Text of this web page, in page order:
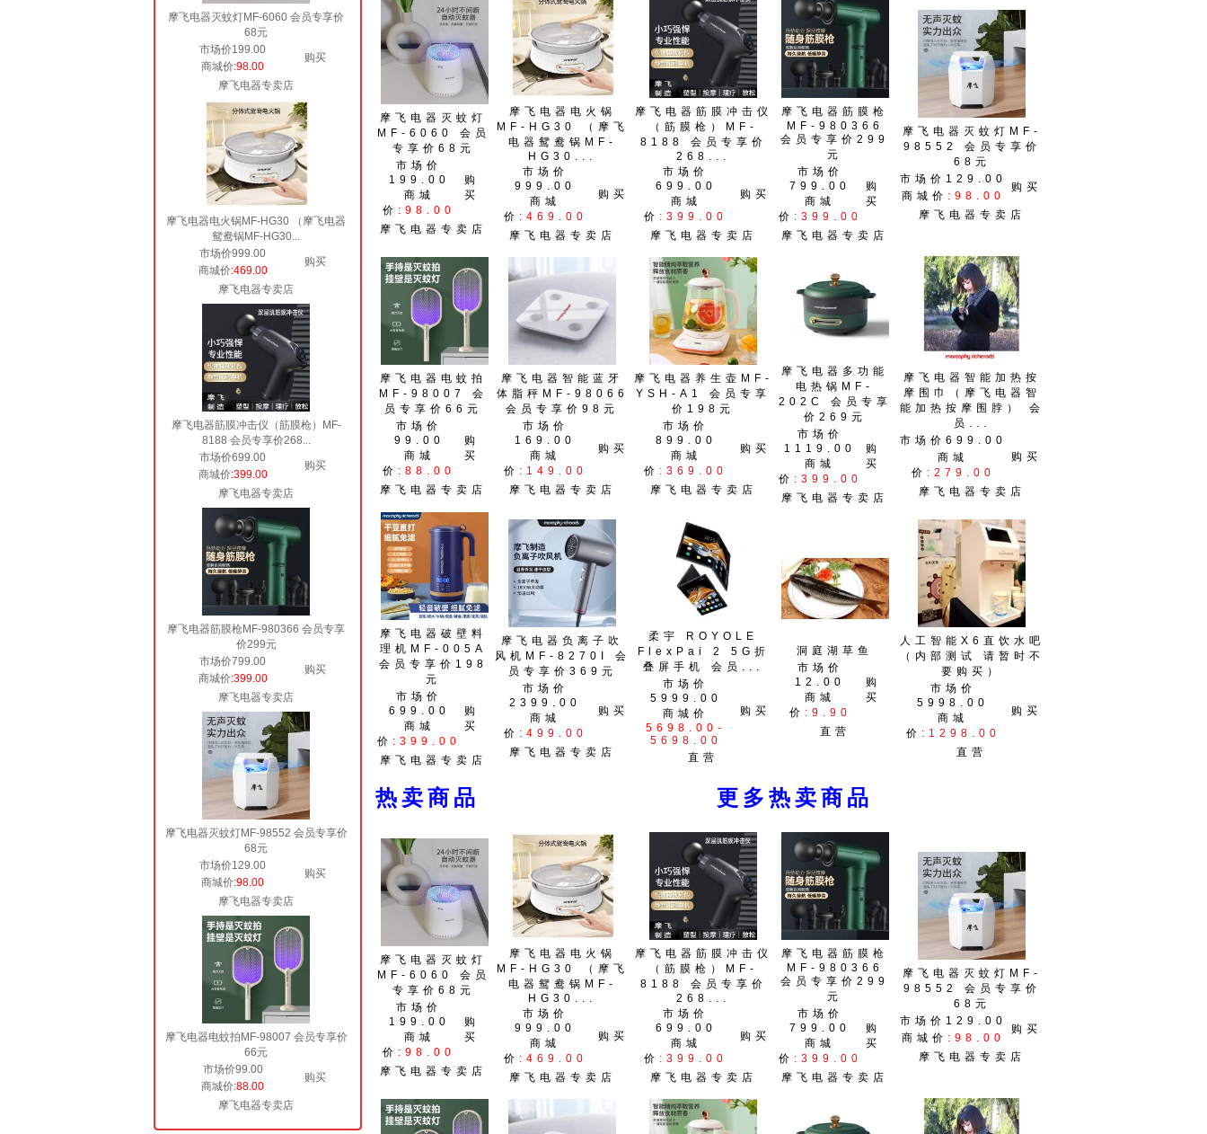
摩飞电器灭蚊灯MF-6060 会员专享价
68元
市场价199.00
购买
商城价:98.00
摩飞电器专卖店
摩飞电器电火锅MF-HG30 （摩飞电器
鸳鸯锅MF-HG30...
市场价999.00
购买
商城价:469.00
摩飞电器专卖店
摩飞电器筋膜冲击仪（筋膜枪）MF-
8188 会员专享价268...
市场价699.00
购买
商城价:399.00
摩飞电器专卖店
摩飞电器筋膜枪MF-980366 会员专享
价299元
市场价799.00
购买
商城价:399.00
摩飞电器专卖店
摩飞电器灭蚊灯MF-98552 会员专享价
68元
市场价129.00
购买
商城价:98.00
摩飞电器专卖店
摩飞电器电蚊拍MF-98007 会员专享价
66元
市场价99.00
购买
商城价:88.00
摩飞电器专卖店
摩飞电器灭蚊灯
MF-6060 会员
专享价68元
市场价
199.00
购
买
商城
价 :98.00
摩飞电器专卖店
摩飞电器电火锅
MF-HG30 （摩飞
电器鸳鸯锅MF-
HG30...
市场价
999.00
购买
商城
价 :469.00
摩飞电器专卖店
摩飞电器筋膜冲击仪
（筋膜枪）MF-
8188 会员专享价
268...
市场价
699.00
购买
商城
价 :399.00
摩飞电器专卖店
摩飞电器筋膜枪
MF-980366
会员专享价299
元
市场价
799.00
购
买
商城
价 :399.00
摩飞电器专卖店
摩飞电器灭蚊灯MF-
98552 会员专享价
68元
市场价129.00
购买
商城价 :98.00
摩飞电器专卖店
摩飞电器电蚊拍
MF-98007 会
员专享价66元
市场价
99.00
购
买
商城
价 :88.00
摩飞电器专卖店
摩飞电器智能蓝牙
体脂秤MF-98066
会员专享价98元
市场价
169.00
购买
商城
价 :149.00
摩飞电器专卖店
摩飞电器养生壶MF-
YSH-A1 会员专享
价198元
市场价
899.00
购买
商城
价 :369.00
摩飞电器专卖店
摩飞电器多功能
电热锅MF-
202C 会员专享
价269元
市场价
1119.00
购
买
商城
价 :399.00
摩飞电器专卖店
摩飞电器智能加热按
摩围巾（摩飞电器智
能加热按摩围脖） 会
员...
市场价699.00
购买
商城
价 :279.00
摩飞电器专卖店
摩飞电器破壁料
理机MF-005A
会员专享价198
元
市场价
699.00
购
买
商城
价 :399.00
摩飞电器专卖店
摩飞电器负离子吹
风机MF-8270I 会
员专享价369元
市场价
2399.00
购买
商城
价 :499.00
摩飞电器专卖店
柔宇 ROYOLE
FlexPai 2 5G折
叠屏手机 会员...
市场价
5999.00
购买
商城价
5698.00-
5698.00
直营
洞庭湖草鱼
市场价
12.00
购
买
商城
价 :9.90
直营
人工智能X6直饮水吧
（内部测试 请暂时不
要购买）
市场价
5998.00
购买
商城
价 :1298.00
直营
热卖商品 更多热卖商品
摩飞电器灭蚊灯
MF-6060 会员
专享价68元
市场价
199.00
购
买
商城
价 :98.00
摩飞电器专卖店
摩飞电器电火锅
MF-HG30 （摩飞
电器鸳鸯锅MF-
HG30...
市场价
999.00
购买
商城
价 :469.00
摩飞电器专卖店
摩飞电器筋膜冲击仪
（筋膜枪）MF-
8188 会员专享价
268...
市场价
699.00
购买
商城
价 :399.00
摩飞电器专卖店
摩飞电器筋膜枪
MF-980366
会员专享价299
元
市场价
799.00
购
买
商城
价 :399.00
摩飞电器专卖店
摩飞电器灭蚊灯MF-
98552 会员专享价
68元
市场价129.00
购买
商城价 :98.00
摩飞电器专卖店